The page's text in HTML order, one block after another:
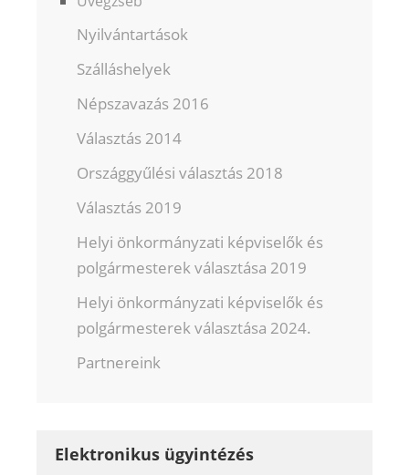
Nyilvántartások
Szálláshelyek
Népszavazás 2016
Választás 2014
Országgyűlési választás 2018
Választás 2019
Helyi önkormányzati képviselők és
polgármesterek választása 2019
Helyi önkormányzati képviselők és
polgármesterek választása 2024.
Partnereink
Elektronikus ügyintézés